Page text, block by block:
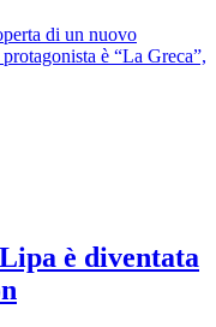
di un nuovo
è “La Greca”,
è diventata